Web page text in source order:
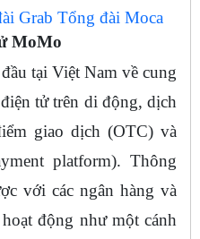
Grab Tổng đài Moca
MoMo
tại Việt Nam về cung
tử trên di động, dịch
giao dịch (OTC) và
platform). Thông
với các ngân hàng và
động như một cánh